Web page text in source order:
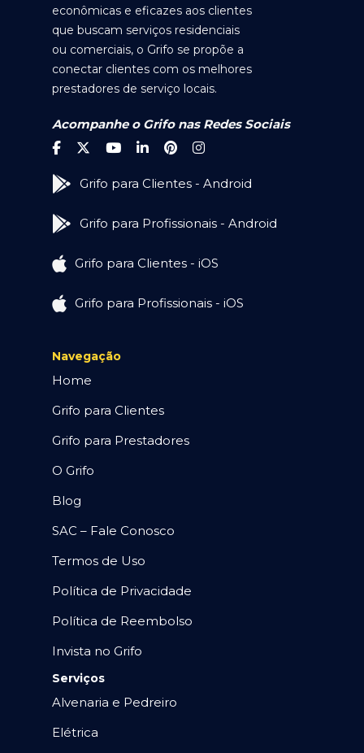
econômicas e eficazes aos clientes
que buscam serviços residenciais
ou comerciais, o Grifo se propõe a
conectar clientes com os melhores
prestadores de serviço locais.
Acompanhe o Grifo nas Redes Sociais
Grifo para Clientes - Android
Grifo para Profissionais - Android
Grifo para Clientes - iOS
Grifo para Profissionais - iOS
Navegação
Home
Grifo para Clientes
Grifo para Prestadores
O Grifo
Blog
SAC – Fale Conosco
Termos de Uso
Política de Privacidade
Política de Reembolso
Invista no Grifo
Serviços
Alvenaria e Pedreiro
Elétrica